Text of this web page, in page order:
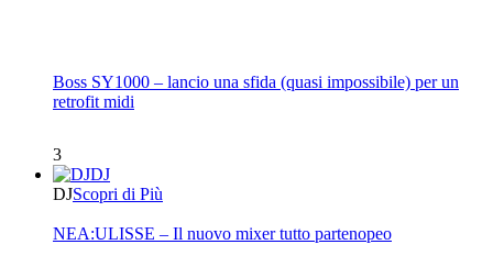
Boss SY1000 – lancio una sfida (quasi impossibile) per un
retrofit midi
3
DJ
DJScopri di Più
NEA:ULISSE – Il nuovo mixer tutto partenopeo